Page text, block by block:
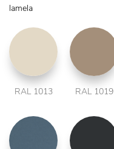
lamela
RAL 1013 RAL 1019